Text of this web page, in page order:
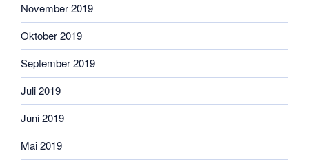
November 2019
Oktober 2019
September 2019
Juli 2019
Juni 2019
Mai 2019